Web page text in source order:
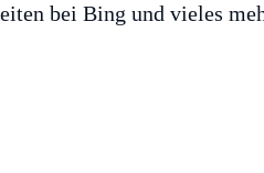
bei Bing und vieles